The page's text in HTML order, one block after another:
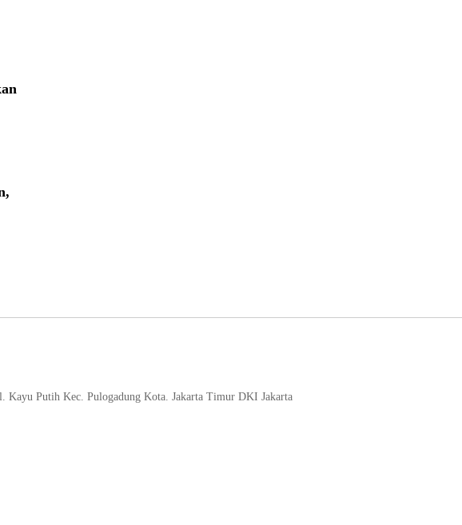
Kayu Putih Kec. Pulogadung Kota. Jakarta Timur DKI Jakarta